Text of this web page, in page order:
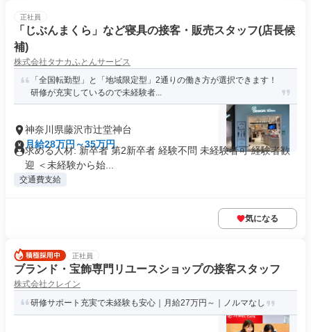
正社員
「じぶんまくら」など寝具の接客・販売スタッフ(店長候
補)
株式会社タナカふとんサービス
「全国転勤型」と「地域限定型」2通りの働き方が選択できます！
研修が充実しているので未経験者...
神奈川県藤沢市辻堂神台
月給28万円～35万円
求める人材: 新卒者 第2新卒者 経験不問 未経験者可 経験者歓
迎 ＜未経験から始...
交通費支給
気になる
正社員
ブランド・宝飾専門リユースショップの接客スタッフ
株式会社クレイン
研修サポート充実で未経験も安心｜月給27万円～｜ノルマなし